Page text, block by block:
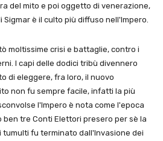
del mito e poi oggetto di venerazione,
è il culto più diffuso nell'Impero.
moltissime crisi e battaglie, contro i
I capi delle dodici tribù divennero
di eleggere, fra loro, il nuovo
non fu sempre facile, infatti la più
l'Impero è nota come l'epoca
ben tre Conti Elettori presero per sè la
tumulti fu terminato dall'Invasione dei